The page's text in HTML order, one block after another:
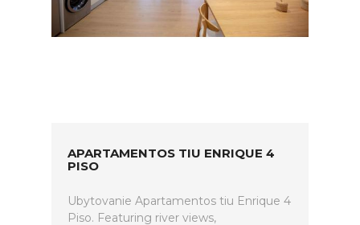
APARTAMENTOS TIU ENRIQUE 4
PISO
Ubytovanie Apartamentos tiu Enrique 4
Piso. Featuring river views,